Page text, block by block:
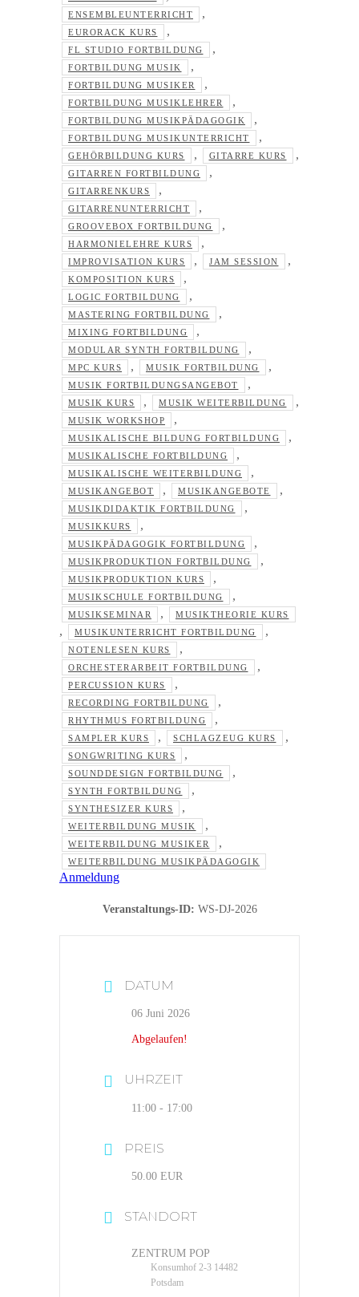
ENSEMBLEUNTERRICHT ,
EURORACK KURS ,
FL STUDIO FORTBILDUNG ,
FORTBILDUNG MUSIK ,
FORTBILDUNG MUSIKER ,
FORTBILDUNG MUSIKLEHRER ,
FORTBILDUNG MUSIKPÄDAGOGIK ,
FORTBILDUNG MUSIKUNTERRICHT ,
GEHÖRBILDUNG KURS , GITARRE KURS ,
GITARREN FORTBILDUNG ,
GITARRENKURS ,
GITARRENUNTERRICHT ,
GROOVEBOX FORTBILDUNG ,
HARMONIELEHRE KURS ,
IMPROVISATION KURS , JAM SESSION ,
KOMPOSITION KURS ,
LOGIC FORTBILDUNG ,
MASTERING FORTBILDUNG ,
MIXING FORTBILDUNG ,
MODULAR SYNTH FORTBILDUNG ,
MPC KURS , MUSIK FORTBILDUNG ,
MUSIK FORTBILDUNGSANGEBOT ,
MUSIK KURS , MUSIK WEITERBILDUNG ,
MUSIK WORKSHOP ,
MUSIKALISCHE BILDUNG FORTBILDUNG ,
MUSIKALISCHE FORTBILDUNG ,
MUSIKALISCHE WEITERBILDUNG ,
MUSIKANGEBOT , MUSIKANGEBOTE ,
MUSIKDIDAKTIK FORTBILDUNG ,
MUSIKKURS ,
MUSIKPÄDAGOGIK FORTBILDUNG ,
MUSIKPRODUKTION FORTBILDUNG ,
MUSIKPRODUKTION KURS ,
MUSIKSCHULE FORTBILDUNG ,
MUSIKSEMINAR , MUSIKTHEORIE KURS
, MUSIKUNTERRICHT FORTBILDUNG ,
NOTENLESEN KURS ,
ORCHESTERARBEIT FORTBILDUNG ,
PERCUSSION KURS ,
RECORDING FORTBILDUNG ,
RHYTHMUS FORTBILDUNG ,
SAMPLER KURS , SCHLAGZEUG KURS ,
SONGWRITING KURS ,
SOUNDDESIGN FORTBILDUNG ,
SYNTH FORTBILDUNG ,
SYNTHESIZER KURS ,
WEITERBILDUNG MUSIK ,
WEITERBILDUNG MUSIKER ,
WEITERBILDUNG MUSIKPÄDAGOGIK
Anmeldung
Veranstaltungs-ID: WS-DJ-2026
DATUM
06 Juni 2026
Abgelaufen!
UHRZEIT
11:00 - 17:00
PREIS
50.00 EUR
STANDORT
ZENTRUM POP
Konsumhof 2-3 14482
Potsdam